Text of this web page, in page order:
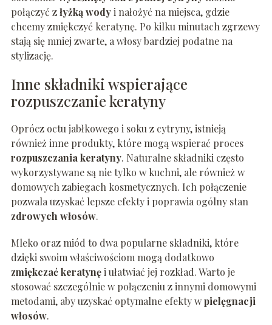
połączyć złyżką wodyi nałożyć na miejsca, gdzie
chcemy zmiękczyć keratynę. Po kilku minutach zgrzewy
stają się mniej zwarte, a włosy bardziej podatne na
stylizację.
Inne składniki wspierające
rozpuszczanie keratyny
Oprócz octu jabłkowego i soku z cytryny, istnieją
również inne produkty, które mogą wspierać proces
rozpuszczania keratyny. Naturalne składniki często
wykorzystywane są nie tylko w kuchni, ale również w
domowych zabiegach kosmetycznych. Ich połączenie
pozwala uzyskać lepsze efekty i poprawia ogólny stan
zdrowych włosów.
Mleko oraz miód to dwa popularne składniki, które
dzięki swoim właściwościom mogą dodatkowo
zmiękczać keratynęi ułatwiać jej rozkład. Warto je
stosować szczególnie w połączeniu z innymi domowymi
metodami, aby uzyskać optymalne efekty wpielęgnacji
włosów.